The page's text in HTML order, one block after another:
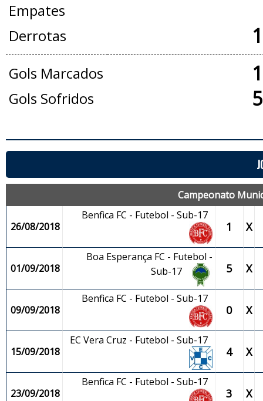
Empates
Derrotas
Gols Marcados
Gols Sofridos
Campeonato
26/08/2018
Benfica FC - Futebol - Sub-17
1 X
01/09/2018
Boa Esperança FC - Futebol -
Sub-17
5 X
09/09/2018
Benfica FC - Futebol - Sub-17
0 X
15/09/2018
EC Vera Cruz - Futebol - Sub-17
4 X
23/09/2018
Benfica FC - Futebol - Sub-17
3 X